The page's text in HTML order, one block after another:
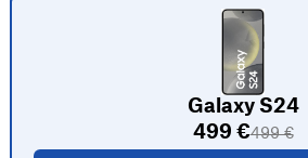
Galaxy S24
499 €499 €